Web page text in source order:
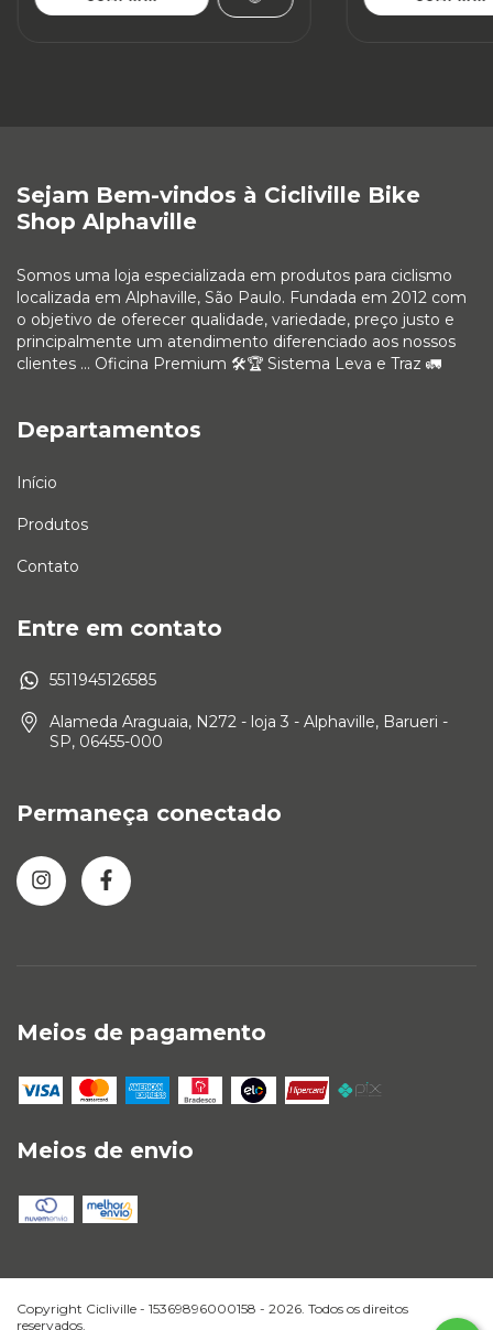
Sejam Bem-vindos à Cicliville Bike
Shop Alphaville
Somos uma loja especializada em produtos para ciclismo
localizada em Alphaville, São Paulo. Fundada em 2012 com
o objetivo de oferecer qualidade, variedade, preço justo e
principalmente um atendimento diferenciado aos nossos
clientes ... Oficina Premium 🛠🏆 Sistema Leva e Traz 🚛
Departamentos
Início
Produtos
Contato
Entre em contato
5511945126585
Alameda Araguaia, N272 - loja 3 - Alphaville, Barueri -
SP, 06455-000
Permaneça conectado
Meios de pagamento
Meios de envio
Copyright Cicliville - 15369896000158 - 2026. Todos os direitos
reservados.